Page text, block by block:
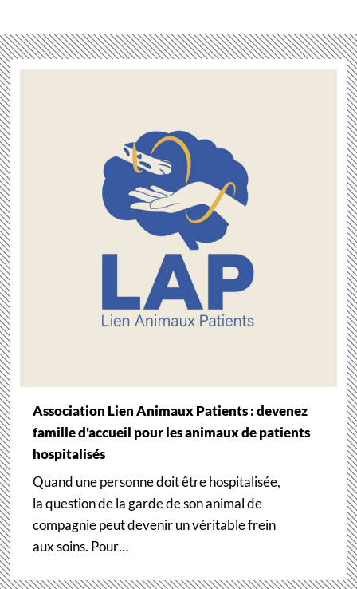
Association Lien Animaux Patients : devenez
famille d'accueil pour les animaux de patients
hospitalisés
Quand une personne doit être hospitalisée,
la question de la garde de son animal de
compagnie peut devenir un véritable frein
aux soins. Pour…